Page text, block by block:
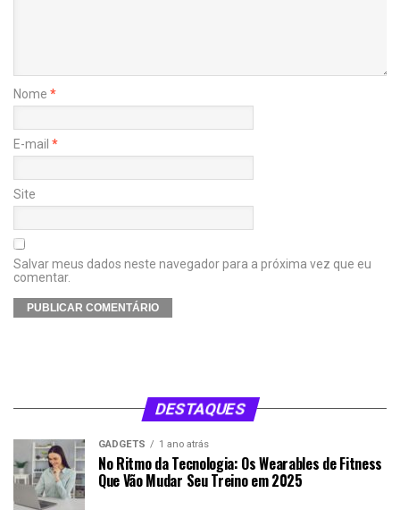
Nome *
E-mail *
Site
Salvar meus dados neste navegador para a próxima vez que eu
comentar.
DESTAQUES
GADGETS 1 ano atrás
No Ritmo da Tecnologia: Os Wearables de Fitness
Que Vão Mudar Seu Treino em 2025